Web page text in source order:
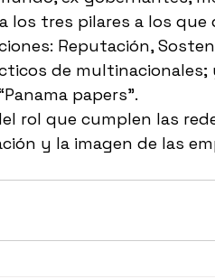
los tres pilares a los
Reputación,
de
papers”.
rol que cumplen las
y la imagen de las